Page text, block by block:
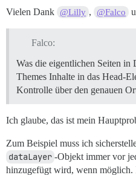
Vielen Dank @Lilly , @Falco
Falco:
Was die eigentlichen Seiten in
Themes Inhalte in das Head-
Kontrolle über den genauen
Ich glaube, das ist mein
Zum Beispiel muss ich
dataLayer -Objekt immer vor
hinzugefügt wird, wenn möglich.